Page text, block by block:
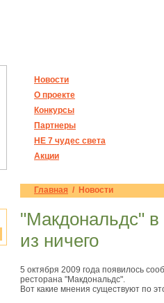
Новости
О проекте
Конкурсы
Партнеры
НЕ 7 чудес света
Акции
Главная / Новости
"Макдональдс"
из ничего
5 октября 2009 года появилось
ресторана "Макдональдс".
Вот какие мнения существуют по